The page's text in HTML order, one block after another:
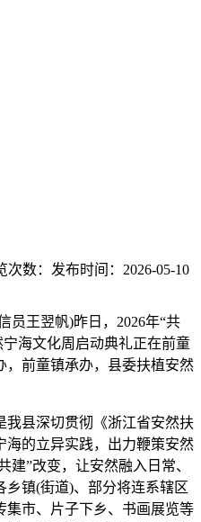
次数： 发布时间： 2026-05-10
王翌帆)昨日，2026年“共
海文化周启动典礼正在前童
，前童镇承办，县委扶植安然
县深切贯彻《浙江省安然扶
海的立异实践，出力鞭策安然
建”改变，让安然融入日常、
镇(街道)、部分将连系辖区
集市、片子下乡、书画展览等